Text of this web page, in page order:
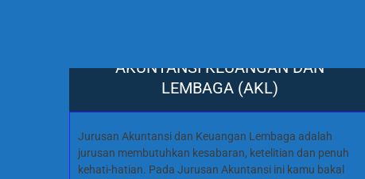
AKUNTANSI KEUANGAN DAN
LEMBAGA (AKL)
Jurusan Akuntansi dan Keuangan Lembaga adalah
jurusan membutuhkan kesabaran, ketelitian dan penuh
kehati-hatian. Pada Jurusan Akuntansi ini kamu bakal